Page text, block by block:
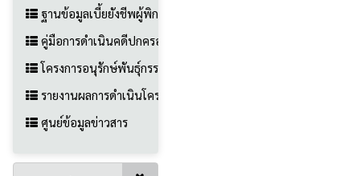
ฐานข้อมูลเบี้ยยังชีพผู้พิการ
คู่มือการดำเนินคดีปกครองสำหรับประชาชน
โครงการอนุรักษ์พันธ์ุกรรมพืช (อพ.สธ.)
รายงานผลการดำเนินโครงการ/กิจกรรม
ศูนย์ข้อมูลข่าวสาร